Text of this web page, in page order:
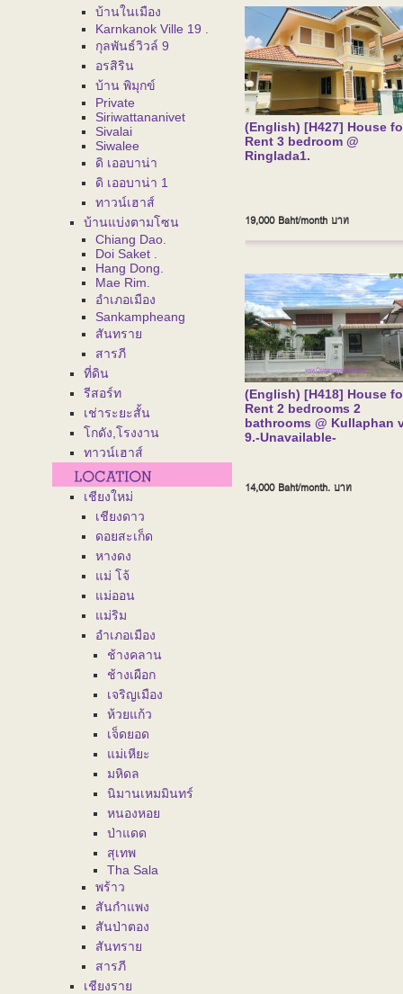
บ้านในเมือง
Karnkanok Ville 19 .
กุลพันธ์วิวล์ 9
อรสิริน
บ้าน พิมุกข์
Private
Siriwattananivet
Sivalai
Siwalee
ดิ เออบาน่า
ดิ เออบาน่า 1
ทาวน์เฮาส์
บ้านแบ่งตามโซน
Chiang Dao.
Doi Saket .
Hang Dong.
Mae Rim.
อำเภอเมือง
Sankampheang
สันทราย
สารภี
ที่ดิน
รีสอร์ท
เช่าระยะสั้น
โกดัง,โรงงาน
ทาวน์เฮาส์
เชียงใหม่
เชียงดาว
ดอยสะเก็ด
หางดง
แม่ โจ้
แม่ออน
แม่ริม
อำเภอเมือง
ช้างคลาน
ช้างเผือก
เจริญเมือง
ห้วยแก้ว
เจ็ดยอด
แม่เหียะ
มหิดล
นิมานเหมมินทร์
หนองหอย
ป่าแดด
สุเทพ
Tha Sala
พร้าว
สันกำแพง
สันป่าตอง
สันทราย
สารภี
เชียงราย
(English) [H427] House
Rent 3 bedroom @
Ringlada1.
19,000 Baht/month บาท
(English) [H418] House
Rent 2 bedrooms 2
bathrooms @ Kullaphan
9.-Unavailable-
14,000 Baht/month. บาท